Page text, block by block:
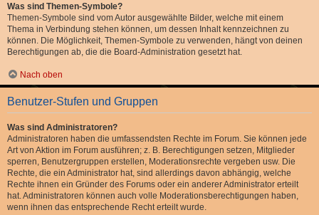
Was sind Themen-Symbole?
Themen-Symbole sind vom Autor ausgewählte Bilder, welche mit einem
Thema in Verbindung stehen können, um dessen Inhalt kennzeichnen zu
können. Die Möglichkeit, Themen-Symbole zu verwenden, hängt von deinen
Berechtigungen ab, die die Board-Administration gesetzt hat.
Nach oben
Benutzer-Stufen und Gruppen
Was sind Administratoren?
Administratoren haben die umfassendsten Rechte im Forum. Sie können jede
Art von Aktion im Forum ausführen; z. B. Berechtigungen setzen, Mitglieder
sperren, Benutzergruppen erstellen, Moderationsrechte vergeben usw. Die
Rechte, die ein Administrator hat, sind allerdings davon abhängig, welche
Rechte ihnen ein Gründer des Forums oder ein anderer Administrator erteilt
hat. Administratoren können auch volle Moderationsberechtigungen haben,
wenn ihnen das entsprechende Recht erteilt wurde.